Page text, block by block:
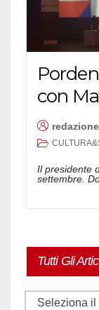
con
redazione
Il presidente
settembre.
Tutti Gli
Tutti